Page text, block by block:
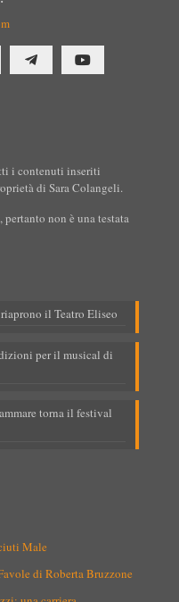
i contenuti inseriti
di Sara Colangeli.
non è una testata
il Teatro Eliseo
per il musical di
torna il festival
Male
di Roberta Bruzzone